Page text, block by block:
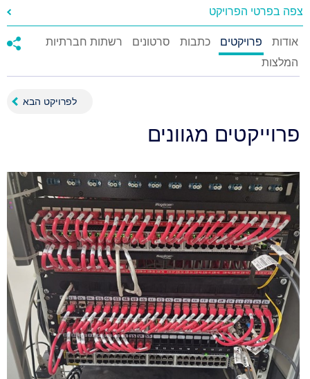
צפה בפרטי הפרויקט
אודות פרויקטים כתבות סרטונים
רשתות חברתיות
המלצות
לפרויקט הבא
פרוייקטים מגוונים